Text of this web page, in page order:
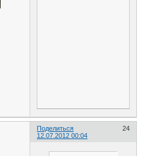
Поделиться
24
12.07.2012 00:04